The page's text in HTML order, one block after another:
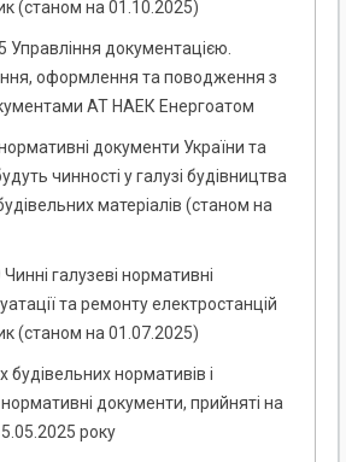
(станом на 01.10.2025)
документацією.
оформлення та поводження з
АТ НАЕК Енергоатом
документи України та
чинності у галузі будівництва
матеріалів (станом на
галузеві нормативні
та ремонту електростанцій
(станом на 01.07.2025)
будівельних нормативів і
нормативні документи, прийняті на
року